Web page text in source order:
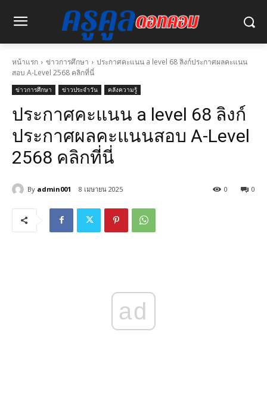
หน้าแรก ข่าวการศึกษา
ประกาศคะแนน a level 68 ลิงก์ประกาศผลคะแนน
สอบ A-Level 2568 คลิกที่นี่
ข่าวการศึกษา ข่าวประจำวัน คลังความรู้
ประกาศคะแนน a level 68 ลิงก์
ประกาศผลคะแนนสอบ A-Level
2568 คลิกที่นี่
By admin001 8 เมษายน 2025 0
0
ad